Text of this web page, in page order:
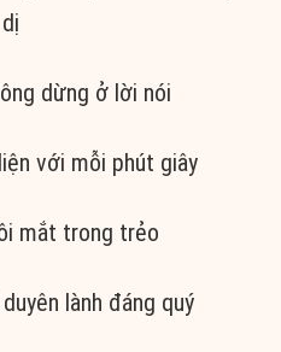
dị
dừng ở lời nói
với mỗi phút giây
mắt trong trẻo
lành đáng quý